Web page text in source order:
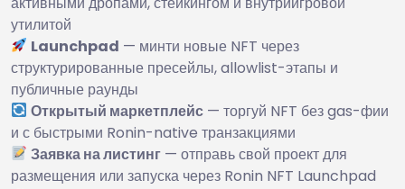
утилитой
Launchpad — минти новые NFT через
структурированные пресейлы, allowlist-этапы и
публичные раунды
Открытый маркетплейс — торгуй NFT без gas-фии
и с быстрыми Ronin-native транзакциями
Заявка на листинг — отправь свой проект для
размещения или запуска через Ronin NFT Launchpad